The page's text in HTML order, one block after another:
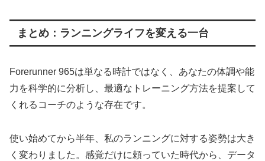
まとめ：ランニングライフを変える一台
Forerunner 965は単なる時計ではなく、あなたの体調や能
力を科学的に分析し、最適なトレーニング方法を提案して
くれるコーチのような存在です。
使い始めてから半年、私のランニングに対する姿勢は大き
く変わりました。感覚だけに頼っていた時代から、データ